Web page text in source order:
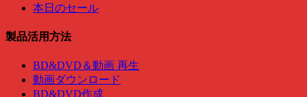
本日のセール
製品活用方法
BD&DVD＆動画 再生
動画ダウンロード
BD&DVD作成